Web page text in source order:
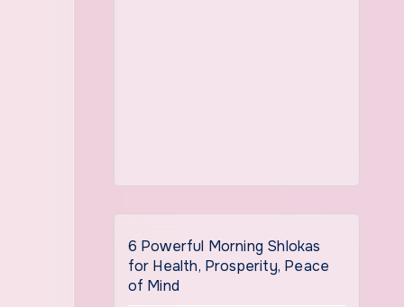
6 Powerful Morning Shlokas
for Health, Prosperity, Peace
of Mind